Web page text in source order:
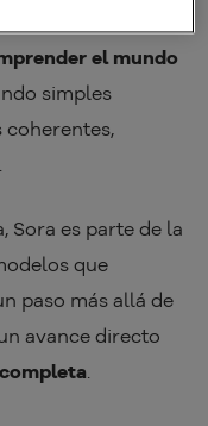
el mundo
simples
coherentes,
Sora es parte de la
que
paso más allá de
avance directo
.